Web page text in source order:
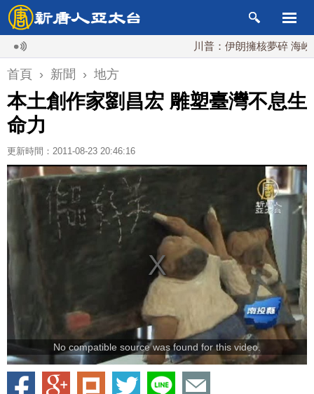
川普：伊朗擁核夢碎 海峽即將恢
首頁 › 新聞 › 地方
本土創作家劉昌宏 雕塑臺灣不息生
命力
更新時間：2011-08-23 20:46:16
No compatible source was found for this video.